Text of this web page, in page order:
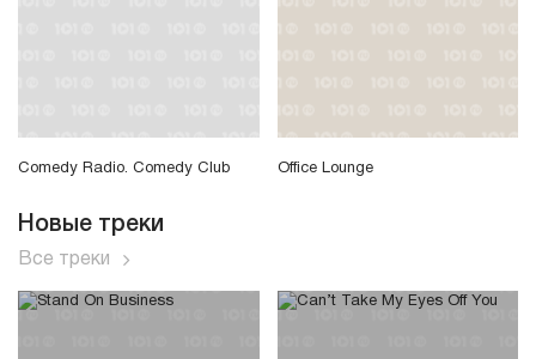
Comedy Radio. Comedy Club Office Lounge
Новые треки
Все треки